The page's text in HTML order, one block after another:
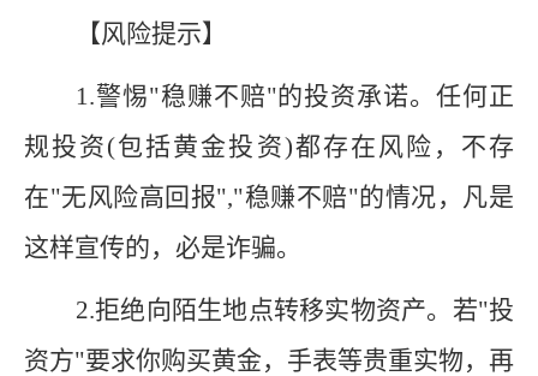
【风险提示】
1.警惕"稳赚不赔"的投资承诺。任何正
规投资(包括黄金投资)都存在风险，不存
在"无风险高回报","稳赚不赔"的情况，凡是
这样宣传的，必是诈骗。
2.拒绝向陌生地点转移实物资产。 若"投
资方"要求你购买黄金，手表等贵重实物，再